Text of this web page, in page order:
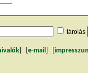
tárolás
e-mail